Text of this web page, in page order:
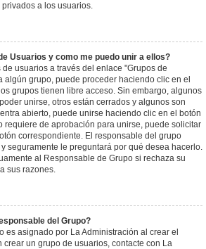
a los usuarios.
Usuarios y como me puedo unir a ellos?
usuarios a través del enlace "Grupos de
algún grupo, puede proceder haciendo clic en el
grupos tienen libre acceso. Sin embargo, algunos
unirse, otros están cerrados y algunos son
abierto, puede unirse haciendo clic en el botón
requiere de aprobación para unirse, puede solicitar
correspondiente. El responsable del grupo
seguramente le preguntará por qué desea hacerlo.
al Responsable de Grupo si rechaza su
sus razones.
del Grupo?
es asignado por La Administración al crear el
crear un grupo de usuarios, contacte con La